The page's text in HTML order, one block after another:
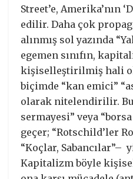
Street’e, Amerika’nın
edilir. Daha çok
alınmış sol yazında
egemen sınıfın,
kişiselleştirilmiş hali
biçimde “kan emici”
olarak nitelendirilir. Bu
sermayesi” veya
geçer; “Rotschild’ler
“Koçlar, Sabancılar”–
Kapitalizm böyle